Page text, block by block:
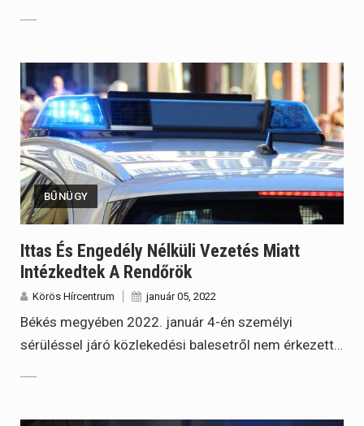
BŰNÜGY
Ittas És Engedély Nélküli Vezetés Miatt
Intézkedtek A Rendőrök
Körös Hírcentrum január 05, 2022
Békés megyében 2022. január 4-én személyi
sérüléssel járó közlekedési balesetről nem érkezett…